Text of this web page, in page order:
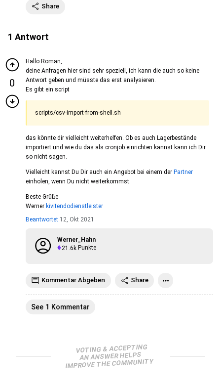
Share
1 Antwort
0
Hallo Roman,
deine Anfragen hier sind sehr speziell, ich kann die auch so keine
Antwort geben und müsste das erst analysieren.
Es gibt ein script
scripts/csv-import-from-shell.sh
das könnte dir vielleicht weiterhelfen. Ob es auch Lagerbestände
importiert und wie du das als cronjob einrichten kannst kann ich Dir
so nicht sagen.
Vielleicht kannst Du Dir auch ein Angebot bei einem der Partner
einholen, wenn Du nicht weiterkommst.
Beste Grüße
Werner kivitendodienstleister
Beantwortet 12, Okt 2021
Werner_Hahn
21.6k Punkte
Kommentar Abgeben Share
See 1 Kommentar
VOTING & ACCEPTING
AN ANSWER HELPS
IMPROVE THE COMMUNITY